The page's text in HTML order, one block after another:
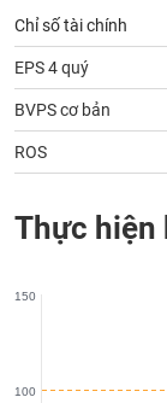
Chỉ số tài chính
EPS 4 quý
BVPS cơ bản
ROS
Thực hiện
100
150
tích
(-)
Thuật
ngữ
(-)
Dịch